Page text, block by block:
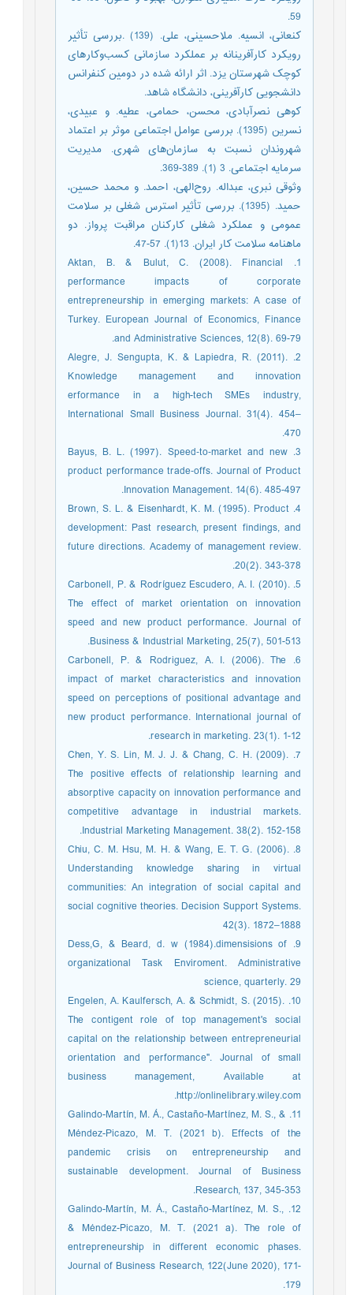
59.
کنعانی، انسیه. ملاحسینی، علی. (139) .بررسی تأثیر
رویکرد کارآفرینانه بر عملکرد سازمانی کسب‌وکارهای
کوچک شهرستان یزد. اثر ارائه شده در دومین کنفرانس
دانشجویی کارآفرینی، دانشگاه شاهد.
کوهی نصرآبادی، محسن، حمامی، عطیه. و عبیدی،
نسرین (1395). بررسی عوامل اجتماعی موثر بر اعتماد
شهروندان نسبت به سازمان‌های شهری. مدیریت
سرمایه اجتماعی. 3 (1). 389-369.
وثوقی نبری، عبداله. روح‌الهی، احمد. و محمد حسین،
حمید. (1395). بررسی تأثیر استرس شغلی بر سلامت
عمومی و عملکرد شغلی کارکنان مراقبت پرواز. دو
ماهنامه سلامت کار ایران. 13(1). 57-47.
1. Aktan, B. & Bulut, C. (2008). Financial
performance impacts of corporate
entrepreneurship in emerging markets: A case of
Turkey. European Journal of Economics, Finance
and Administrative Sciences, 12(8). 69-79.
2. Alegre, J. Sengupta, K. & Lapiedra, R. (2011).
Knowledge management and innovation
erformance in a high-tech SMEs industry,
International Small Business Journal. 31(4). 454–
470.
3. Bayus, B. L. (1997). Speed‐to‐market and new
product performance trade‐offs. Journal of Product
Innovation Management. 14(6). 485-497.
4. Brown, S. L. & Eisenhardt, K. M. (1995). Product
development: Past research, present findings, and
future directions. Academy of management review.
20(2). 343-378.
5. Carbonell, P. & Rodríguez Escudero, A. I. (2010).
The effect of market orientation on innovation
speed and new product performance. Journal of
Business & Industrial Marketing, 25(7), 501-513.
6. Carbonell, P. & Rodriguez, A. I. (2006). The
impact of market characteristics and innovation
speed on perceptions of positional advantage and
new product performance. International journal of
research in marketing. 23(1). 1-12.
7. Chen, Y. S. Lin, M. J. J. & Chang, C. H. (2009).
The positive effects of relationship learning and
absorptive capacity on innovation performance and
competitive advantage in industrial markets.
Industrial Marketing Management. 38(2). 152-158.
8. Chiu, C. M. Hsu, M. H. & Wang, E. T. G. (2006).
Understanding knowledge sharing in virtual
communities: An integration of social capital and
social cognitive theories. Decision Support Systems.
42(3). 1872–1888
9. Dess,G, & Beard, d. w (1984).dimensisions of
organizational Task Enviroment. Administrative
science, quarterly. 29
10. Engelen, A. Kaulfersch, A. & Schmidt, S. (2015).
The contigent role of top management's social
capital on the relationship between entrepreneurial
orientation and performance". Journal of small
business management, Available at
http://onlinelibrary.wiley.com.
11. Galindo-Martín, M. Á., Castaño-Martínez, M. S., &
Méndez-Picazo, M. T. (2021 b). Effects of the
pandemic crisis on entrepreneurship and
sustainable development. Journal of Business
Research, 137, 345-353.
12. Galindo-Martín, M. Á., Castaño-Martínez, M. S.,
& Méndez-Picazo, M. T. (2021 a). The role of
entrepreneurship in different economic phases.
Journal of Business Research, 122(June 2020), 171-
179.